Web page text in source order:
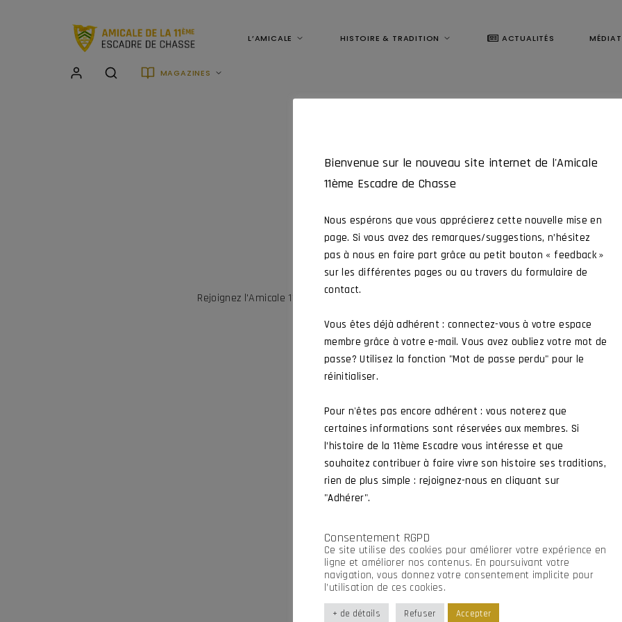
L’AMICALE HISTOIRE & TRADITION ACTUALITÉS
MAGAZINES
Ce contenu est réservé aux membres
Rejoignez l'Amicale 11ème Escadre de Chasse, intéragissez avec tous nos membres et
Connexion membre Devenir membre
Bienvenue sur le nouveau site internet de l'Amicale
11ème Escadre de Chasse
Nous espérons que vous apprécierez cette nouvelle mise en
page. Si vous avez des remarques/suggestions, n’hésitez
pas à nous en faire part grâce au petit bouton « feedback »
sur les différentes pages ou au travers du formulaire de
contact.
Vous êtes déjà adhérent : connectez-vous à votre espace
membre grâce à votre e-mail. Vous avez oubliez votre mot de
passe? Utilisez la fonction "Mot de passe perdu" pour le
réinitialiser.
Pour n'êtes pas encore adhérent : vous noterez que
certaines informations sont réservées aux membres. Si
l’histoire de la 11ème Escadre vous intéresse et que
souhaitez contribuer à faire vivre son histoire ses traditions,
rien de plus simple : rejoignez-nous en cliquant sur
"Adhérer".
Consentement RGPD
Ce site utilise des cookies pour améliorer votre expérience en
ligne et améliorer nos contenus. En poursuivant votre
navigation, vous donnez votre consentement implicite pour
l’utilisation de ces cookies.
+ de détails Refuser Accepter